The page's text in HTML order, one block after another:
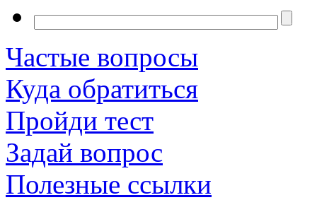
Частые вопросы
Куда обратиться
Пройди тест
Задай вопрос
Полезные ссылки